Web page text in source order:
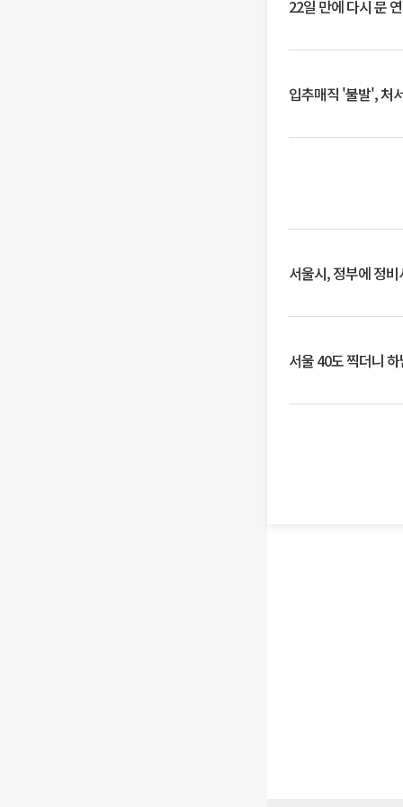
22일 만에 다시 문
입추매직 '불발', 처
서울시, 정부에 정
서울 40도 찍더니